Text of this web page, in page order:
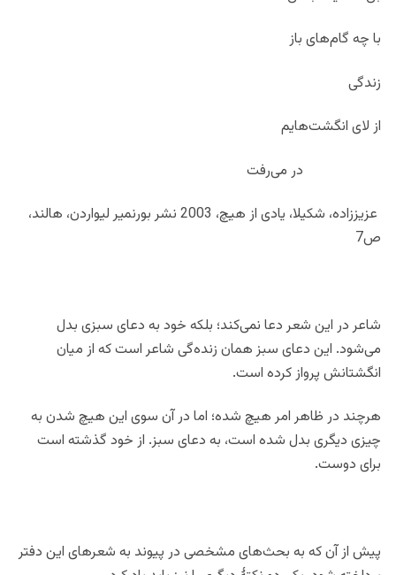
با چه گام‌های باز
زندگی
از لای انگشت‌هایم
در می‌رفت
عزیززاده، شکیلا، یادی از هیچ، 2003 نشر بورنمیر لیواردن، هالند،
ص7
شاعر در این شعر دعا نمی‌کند؛ بلکه خود به دعای سبزی بدل
می‌شود. این دعای سبز همان زنده‌گی شاعر است که از میان
انگشتانش پرواز کرده است.
هرچند در ظاهر امر هیچ شده؛ اما در آن سوی این هیچ شدن به
چیزی دیگری بدل شده است، به دعای سبز. از خود گذشته است
برای دوست.
پیش از آن که به بحث‌های مشخصی در پیوند به شعرهای این دفتر